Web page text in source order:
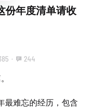
份年度清单请收
· 244
最难忘的经历，包含